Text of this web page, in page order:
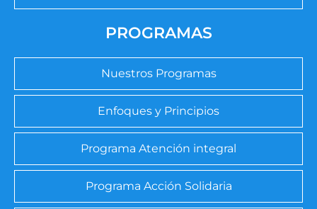
PROGRAMAS
Nuestros Programas
Enfoques y Principios
Programa Atención integral
Programa Acción Solidaria